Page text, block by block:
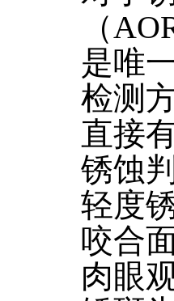
（
是唯
检测
直接
锈蚀
轻度
咬合
肉眼